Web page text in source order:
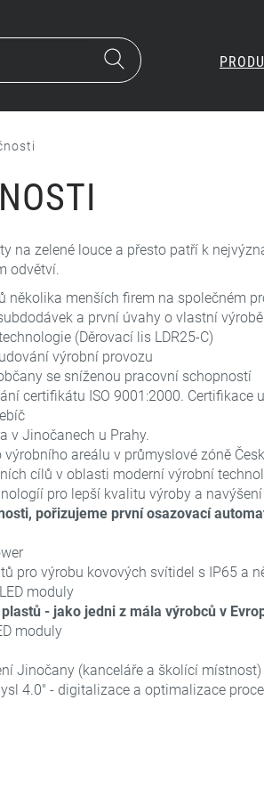
na zelené louce a přesto patří k
odvětví.
menších firem na společném
a první úvahy o vlastní výrobě
(Děrovací lis LDR25-C)
výrobní provozu
se sníženou pracovní schopností
certifikátu ISO 9001:2000. Certifikace
v Jinočanech u Prahy.
areálu v průmyslové zóně
cílů v oblasti moderní výrobní
pro lepší kvalitu výroby a
pořizujeme první osazovací
pro výrobu kovových svítidel s IP65 a
moduly
- jako jedni z mála výrobců v
moduly
Jinočany (kanceláře a školící místnost)
4.0" - digitalizace a optimalizace